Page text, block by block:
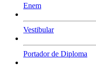
Enem
Vestibular
Portador de Diploma